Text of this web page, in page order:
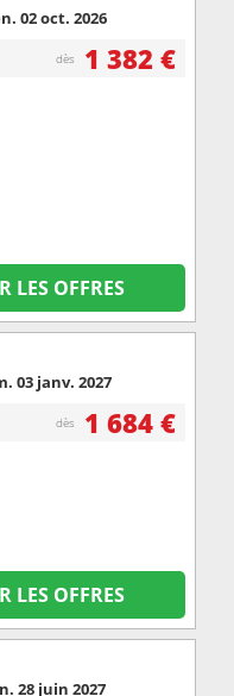
02 oct. 2026
dès 1 382 €
LES OFFRES
03 janv. 2027
dès 1 684 €
LES OFFRES
28 juin 2027